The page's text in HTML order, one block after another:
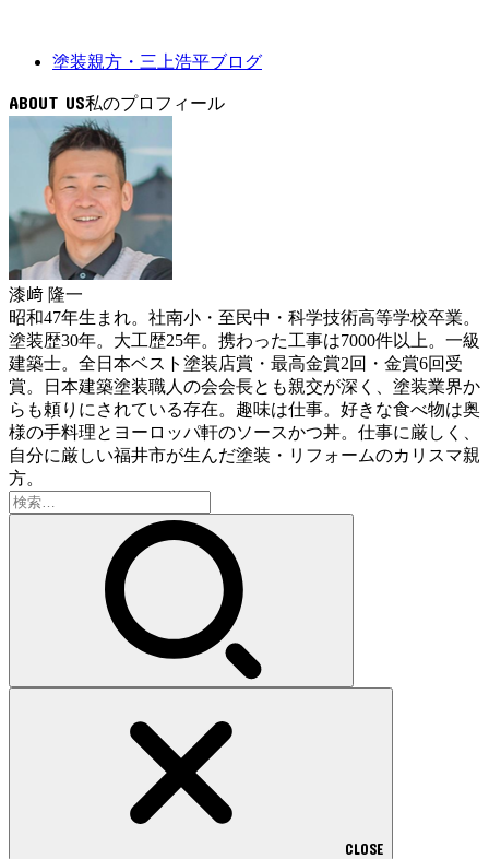
塗装親方・三上浩平ブログ
ABOUT US
漆﨑 隆一
昭和47年生まれ。社南小・至民中・科学技術高等学校卒業。
塗装歴30年。大工歴25年。携わった工事は7000件以上。一級
建築士。全日本ベスト塗装店賞・最高金賞2回・金賞6回受
賞。日本建築塗装職人の会会長とも親交が深く、塗装業界か
らも頼りにされている存在。趣味は仕事。好きな食べ物は奥
様の手料理とヨーロッパ軒のソースかつ丼。仕事に厳しく、
自分に厳しい福井市が生んだ塗装・リフォームのカリスマ親
方。
検
索:
CLOSE